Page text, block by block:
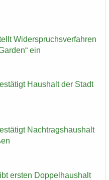
Wi­der­spruchs­ver­fah­ren
ein
Haus­halt der Stadt
Nach­trags­haus­halt
ers­ten Dop­pel­haus­halt